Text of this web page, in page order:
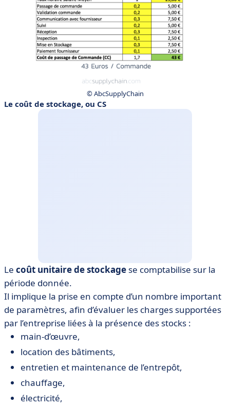
© AbcSupplyChain
Le coût de stockage, ou CS
Le coût unitaire de stockage se comptabilise sur la
période donnée.
Il implique la prise en compte d’un nombre important
de paramètres, afin d’évaluer les charges supportées
par l’entreprise liées à la présence des stocks :
main-d’œuvre,
location des bâtiments,
entretien et maintenance de l’entrepôt,
chauffage,
électricité,